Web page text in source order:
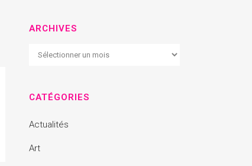
ARCHIVES
Archives
CATÉGORIES
Actualités
Art